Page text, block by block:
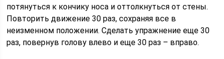
потянуться к кончику носа и оттолкнуться от стены.
Повторить движение 30 раз, сохраняя все в
неизменном положении. Сделать упражнение еще 30
раз, повернув голову влево и еще 30 раз – вправо.